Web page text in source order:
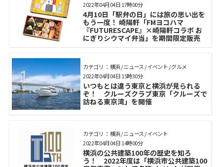
4月10日「駅弁の日」には旅の思い出を
もう一度！ 崎陽軒「FMヨコハマ
『FUTURESCAPE』×崎陽軒コラボ お
にぎりシウマイ弁当」を期間限定販売
2022年04月04日 17時00分
カテゴリ： 横浜 / ニュース / イベント / グルメ
いつもとは違う東京と横浜が見られる
ぞ！ クルーズクラブ東京「クルーズで
訪ねる東京湾」を開催
2022年04月04日 15時30分
カテゴリ： 横浜 / ニュース / イベント
横浜の公共建築100年の歴史を知ろ
う！ 2022年度は「横浜市公共建築100
2022年04月04日 14時00分